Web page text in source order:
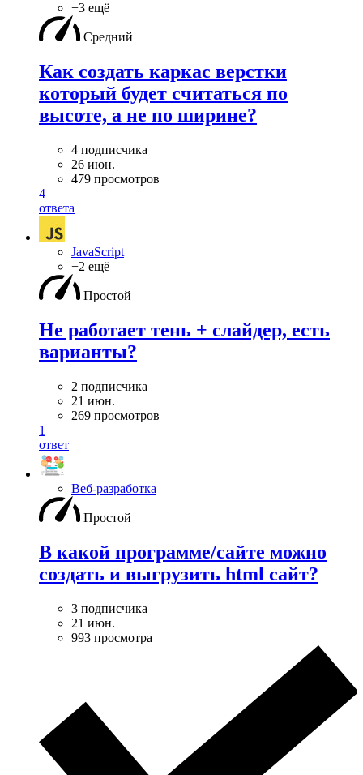
+3 ещё
Средний
Как создать каркас верстки
который будет считаться по
высоте, а не по ширине?
4 подписчика
26 июн.
479 просмотров
4
ответа
JavaScript
+2 ещё
Простой
Не работает тень + слайдер, есть
варианты?
2 подписчика
21 июн.
269 просмотров
1
ответ
Веб-разработка
Простой
В какой программе/сайте можно
создать и выгрузить html сайт?
3 подписчика
21 июн.
993 просмотра